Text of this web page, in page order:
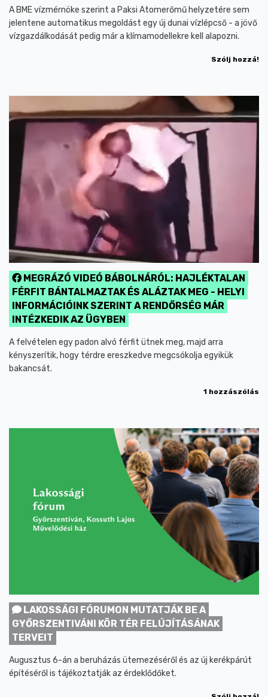
A BME vízmérnöke szerint a Paksi Atomerőmű helyzetére sem
jelentene automatikus megoldást egy új dunai vízlépcső - a jövő
vízgazdálkodását pedig már a klímamodellekre kell alapozni.
Szólj hozzá!
MEGRÁZÓ VIDEÓ BÁBOLNÁRÓL: HAJLÉKTALAN
FÉRFIT BÁNTALMAZTAK ÉS ALÁZTAK MEG - HELYI
INFORMÁCIÓINK SZERINT A RENDŐRSÉG MÁR
INTÉZKEDIK AZ ÜGYBEN
A felvételen egy padon alvó férfit ütnek meg, majd arra
kényszerítik, hogy térdre ereszkedve megcsókolja egyikük
bakancsát.
1 hozzászólás
LAKOSSÁGI FÓRUMON MUTATJÁK BE A
GYŐRSZENTIVÁNI KÖR TÉR FELÚJÍTÁSÁNAK
TERVEIT
Augusztus 6-án a beruházás ütemezéséről és az új kerékpárút
építéséről is tájékoztatják az érdeklődőket.